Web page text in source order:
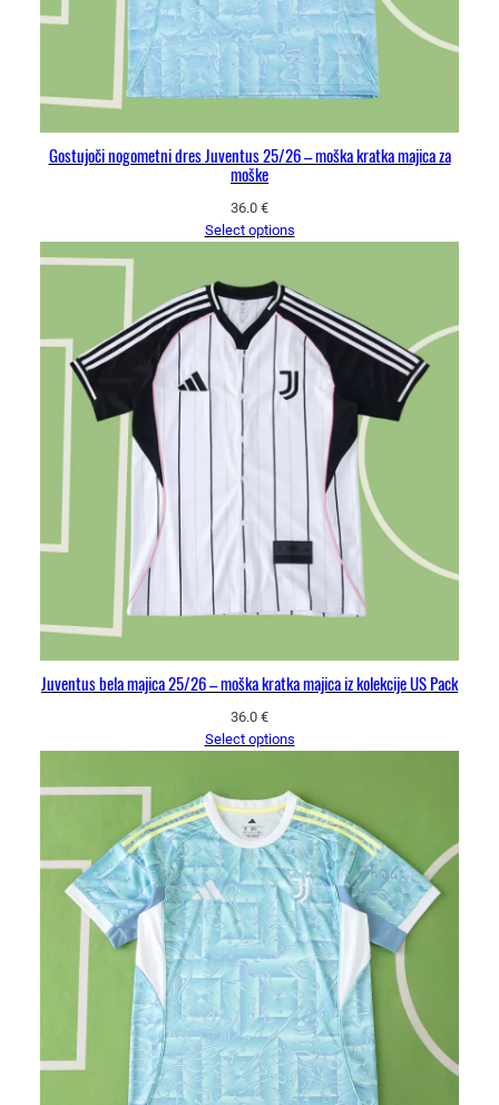
Gostujoči nogometni dres Juventus 25/26 – moška kratka majica za
moške
36.0 €
Select options
Juventus bela majica 25/26 – moška kratka majica iz kolekcije US Pack
36.0 €
Select options